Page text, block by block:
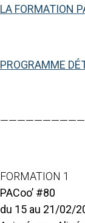
LA FORMATION
PROGRAMME
FORMATION 1
PACoo’ #80
du 15 au 21/02/